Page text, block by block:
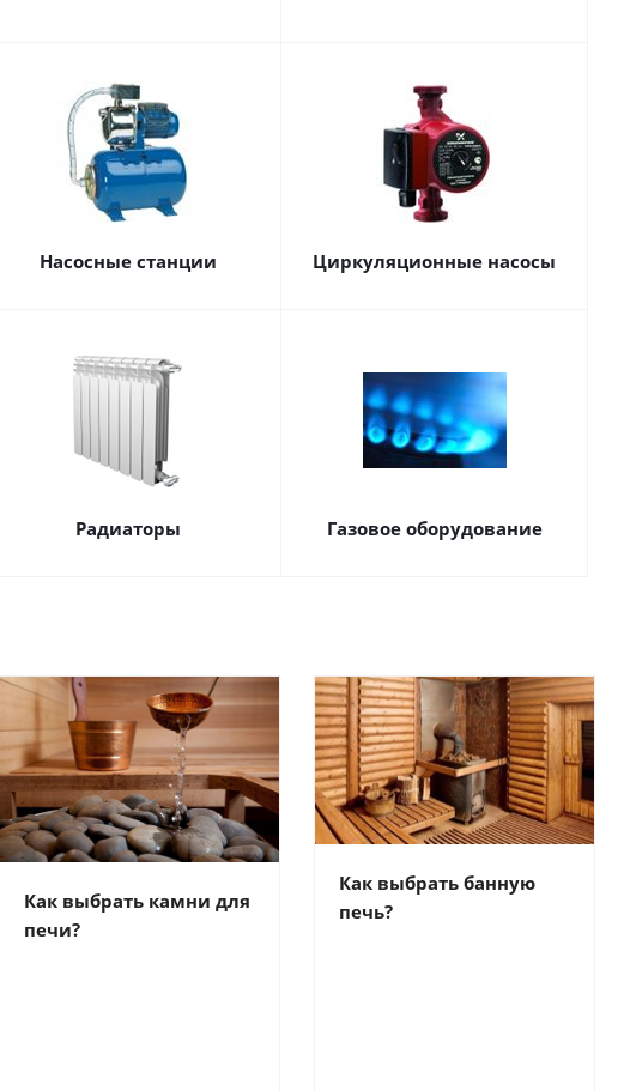
Насосные станции Циркуляционные насосы
Радиаторы Газовое оборудование
Как выбрать камни для
печи?
Как выбрать банную
печь?